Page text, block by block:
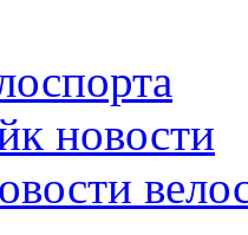
новости